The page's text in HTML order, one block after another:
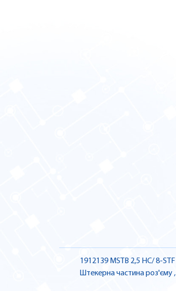
1912139 MSTB 2,5 HC/ 8-STF
Штекерна частина роз'єму ,